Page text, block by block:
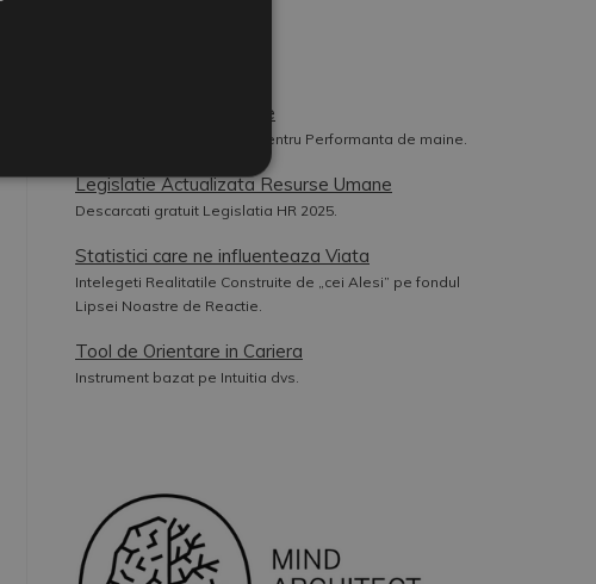
Ghid de Resurse Umane
Managementul HR de azi pentru Performanta de maine.
Legislatie Actualizata Resurse Umane
Descarcati gratuit Legislatia HR 2025.
Statistici care ne influenteaza Viata
Intelegeti Realitatile Construite de „cei Alesi” pe fondul
Lipsei Noastre de Reactie.
Tool de Orientare in Cariera
Instrument bazat pe Intuitia dvs.